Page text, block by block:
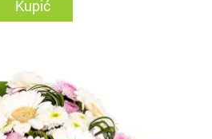
Kupić